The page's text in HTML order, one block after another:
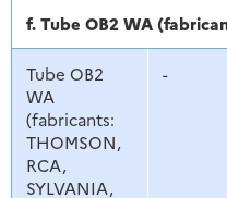
f. Tube OB2 WA
Tube OB2
WA
(fabricants:
THOMSON,
RCA,
SYLVANIA,
-